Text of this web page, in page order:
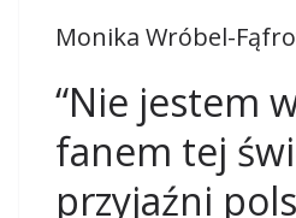
Monika Wróbel-
“Nie jestem
fanem tej
przyjaźni